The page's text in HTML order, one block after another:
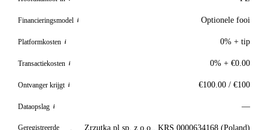
Financieringsmodel i Optionele fooi
Platformkosten i 0% + tip
Transactiekosten i 0% + €0.00
Ontvanger krijgt i €100.00 / €100
Dataopslag i —
Geregistreerde
Zrzutka.pl sp. z o.o., KRS 0000634168 (Poland)